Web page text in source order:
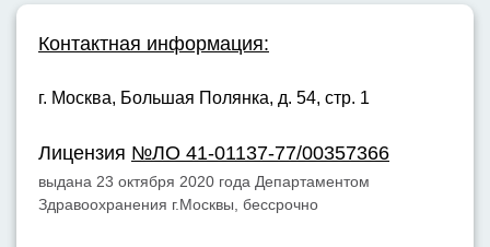
Контактная информация:
г. Москва, Большая Полянка, д. 54, стр. 1
Лицензия №ЛО 41-01137-77/00357366
выдана 23 октября 2020 года Департаментом
Здравоохранения г.Москвы, бессрочно